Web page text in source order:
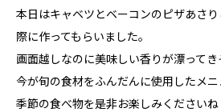
本日はキャベツとベーコンのピザあさ
際に作ってもらいました。
画面越しなのに美味しい香りが漂って
今が旬の食材をふんだんに使用したメニ
季節の食べ物を是非お楽しみくださいね